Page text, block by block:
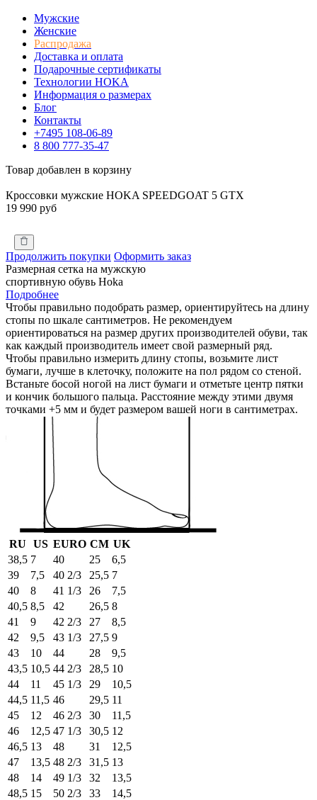
Мужские
Женские
Распродажа
Доставка и оплата
Подарочные сертификаты
Технологии HOKA
Информация о размерах
Блог
Контакты
+7495 108-06-89
8 800 777-35-47
Товар добавлен в корзину
Кроссовки мужские HOKA SPEEDGOAT 5 GTX
19 990 руб
Продолжить покупки Оформить заказ
Размерная сетка на мужскую
спортивную обувь Hoka
Подробнее
Чтобы правильно подобрать размер, ориентируйтесь на длину
стопы по шкале сантиметров. Не рекомендуем
ориентироваться на размер других производителей обуви, так
как каждый производитель имеет свой размерный ряд.
Чтобы правильно измерить длину стопы, возьмите лист
бумаги, лучше в клеточку, положите на пол рядом со стеной.
Встаньте босой ногой на лист бумаги и отметьте центр пятки
и кончик большого пальца. Расстояние между этими двумя
точками +5 мм и будет размером вашей ноги в сантиметрах.
RU US EURO СМ UK
38,5 7 40 25
6,5
39
7,5 40 2/3 25,5 7
40
8 41 1/3 26
7,5
40,5 8,5 42 26,5 8
41
9 42 2/3 27
8,5
42
9,5 43 1/3 27,5 9
43
10 44 28
9,5
43,5 10,5 44 2/3 28,5 10
44
11 45 1/3 29
10,5
44,5 11,5 46 29,5 11
45
12 46 2/3 30
11,5
46
12,5 47 1/3 30,5 12
46,5 13 48 31
12,5
47
13,5 48 2/3 31,5 13
48
14 49 1/3 32
13,5
48,5 15 50 2/3 33 14,5